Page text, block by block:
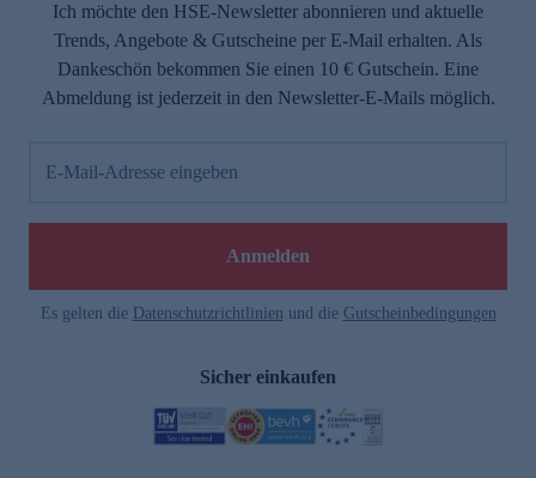
Ich möchte den HSE-Newsletter abonnieren und aktuelle
Trends, Angebote & Gutscheine per E-Mail erhalten. Als
Dankeschön bekommen Sie einen 10 € Gutschein. Eine
Abmeldung ist jederzeit in den Newsletter-E-Mails möglich.
E-Mail-Adresse eingeben
Anmelden
Es gelten die Datenschutzrichtlinien und die Gutscheinbedingungen
Sicher einkaufen